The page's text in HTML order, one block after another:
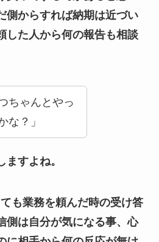
した人から何の報告も相談
な？」
ますよね。
側は自分が気になる事、心
に相手から何の反応が無け
ありません。